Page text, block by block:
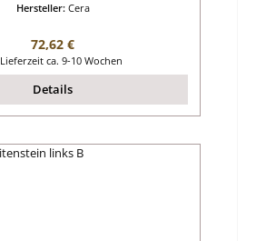
Hersteller: Cera
Regulärer Preis:
72,62 €
Lieferzeit ca. 9-10 Wochen
Details